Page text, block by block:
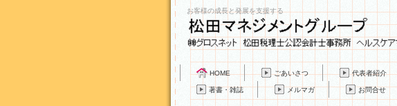
お客様の成長と発展を支援する
HOME ごあいさつ 代表者紹介
著書・雑誌 メルマガ お問合せ